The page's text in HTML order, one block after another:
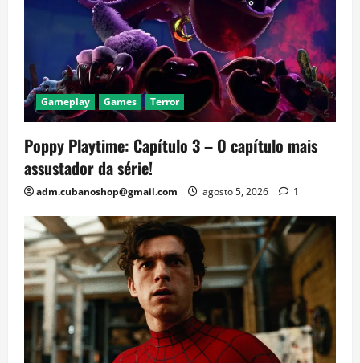
Gameplay Games Terror
Poppy Playtime: Capítulo 3 – O capítulo mais
assustador da série!
adm.cubanoshop@gmail.com agosto 5, 2026 1